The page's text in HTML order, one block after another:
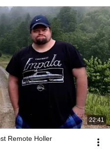
22:41
Remote Holler